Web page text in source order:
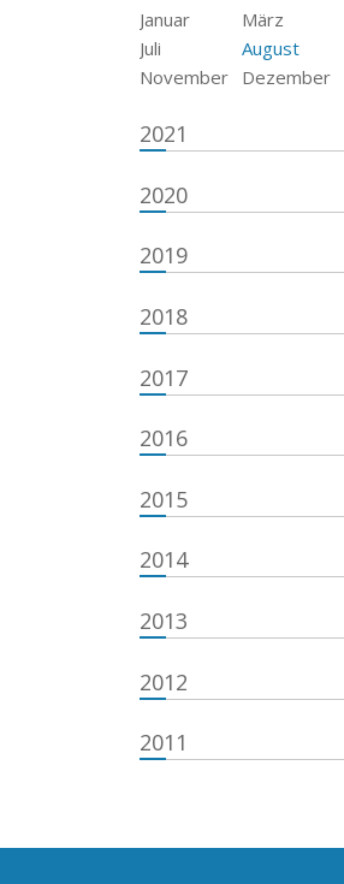
Januar März
Juli
August
November
Dezember
2021
2020
2019
2018
2017
2016
2015
2014
2013
2012
2011